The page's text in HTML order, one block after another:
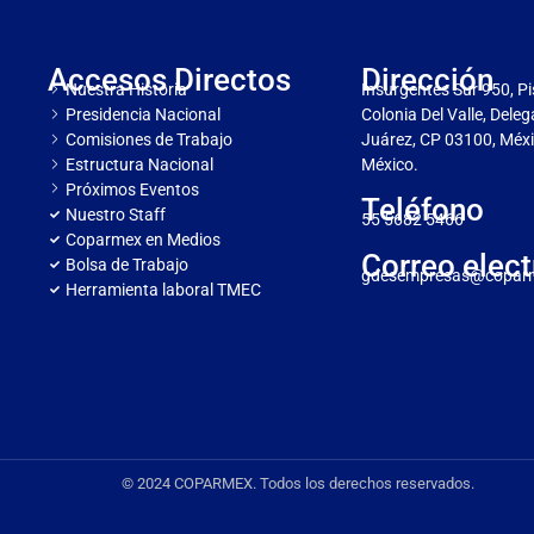
Accesos Directos
Nuestra Historia
Presidencia Nacional
Comisiones de Trabajo
Estructura Nacional
Próximos Eventos
Nuestro Staff
Coparmex en Medios
Bolsa de Trabajo
Herramienta laboral TMEC
Dirección
Insurgentes Sur 950,
Colonia Del Valle,
Juárez, CP 03100,
México.
Teléfono
55 5682 5466
Correo
© 2024 COPARMEX. Todos los derechos reservados.